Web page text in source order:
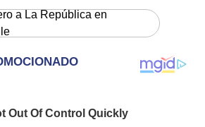
a La República en